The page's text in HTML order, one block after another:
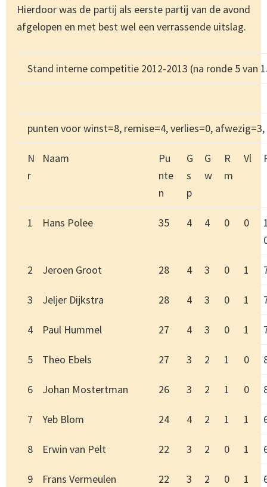
Hierdoor was de partij als eerste partij van de avond
afgelopen en met best wel een verrassende uitslag.
Stand interne competitie 2012-2013 (na ronde 5 van
punten voor winst=8, remise=4, verlies=0,
N
r
Naam
Pu
nte
n
G
s
p
G
w
R
m
Vl
1 Hans Polee 35 4 4 0 0
2 Jeroen Groot 28 4 3 0 1
3 Jeljer Dijkstra 28 4 3 0 1
4 Paul Hummel 27 4 3 0 1
5 Theo Ebels 27 3 2 1 0
6 Johan Mostertman 26 3 2 1 0
7 Yeb Blom 24 4 2 1 1
8 Erwin van Pelt 22 3 2 0 1
9 Frans Vermeulen 22 3 2 0 1